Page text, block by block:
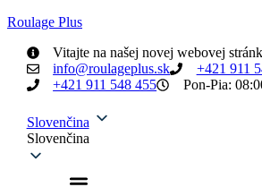
Roulage Plus
Vitajte na našej novej webovej
info@roulageplus.sk
+421 911
+421 911 548 455
Pon-Pia:
Slovenčina
Slovenčina